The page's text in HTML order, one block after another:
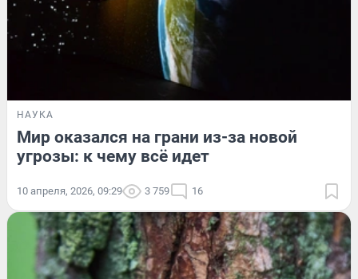
НАУКА
Мир оказался на грани из-за новой
угрозы: к чему всё идет
10 апреля, 2026, 09:29 3 759 16